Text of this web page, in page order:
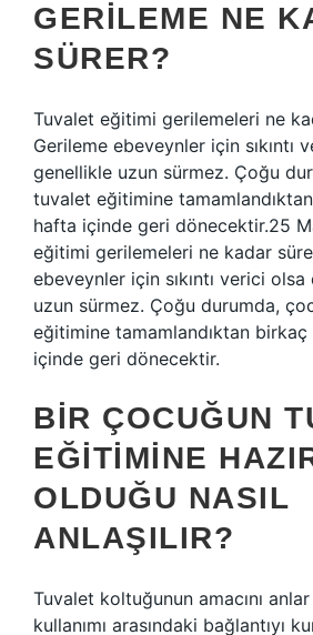
GERILEME NE
SÜRER?
Tuvalet eğitimi gerilemeleri ne
Gerileme ebeveynler için sıkıntı
genellikle uzun sürmez. Çoğu
tuvalet eğitimine
hafta içinde geri dönecektir.25
eğitimi gerilemeleri ne kadar
ebeveynler için sıkıntı verici
uzun sürmez. Çoğu durumda,
eğitimine tamamlandıktan
içinde geri dönecektir.
BIR ÇOCUĞUN
EĞITIMINE
OLDUĞU NASIL
ANLAŞILIR?
Tuvalet koltuğunun amacını
kullanımı arasındaki bağlantıyı